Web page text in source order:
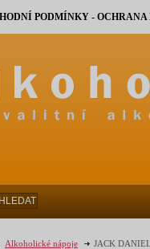
Alkoholické nápoje JACK
PODMÍNKY -
HLEDAT